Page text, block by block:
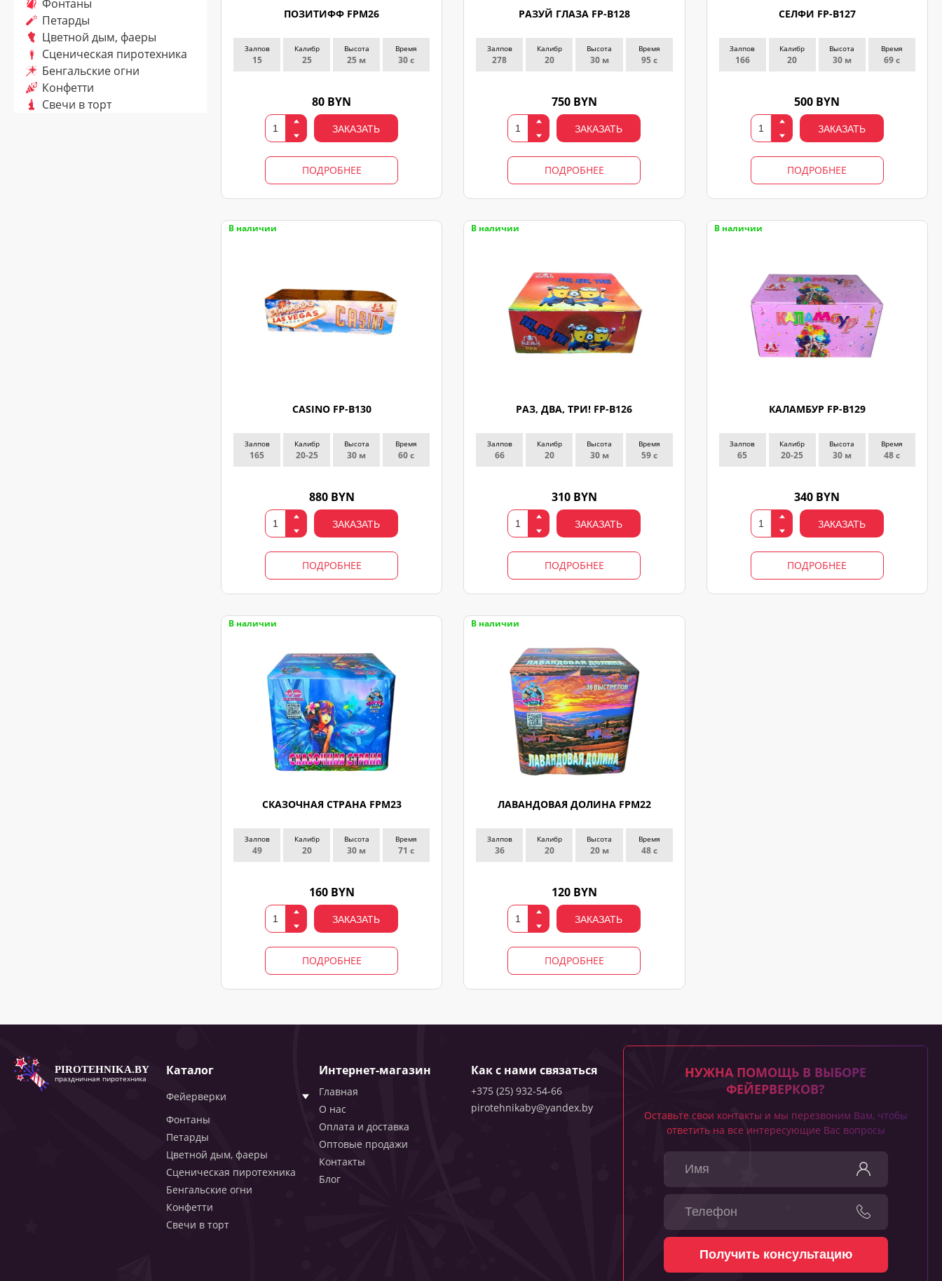
Фонтаны
Петарды
Цветной дым, фаеры
Сценическая пиротехника
Бенгальские огни
Конфетти
Свечи в торт
ПОЗИТИФФ FPM26
Залпов
15
Калибр
25
Высота
25 м
Время
30 с
80 BYN
ЗАКАЗАТЬ
ПОДРОБНЕЕ
РАЗУЙ ГЛАЗА FP-B128
Залпов
278
Калибр
20
Высота
30 м
Время
95 с
750 BYN
ЗАКАЗАТЬ
ПОДРОБНЕЕ
СЕЛФИ FP-B127
Залпов
166
Калибр
20
Высота
30 м
Время
69 с
500 BYN
ЗАКАЗАТЬ
ПОДРОБНЕЕ
В наличии
CASINO FP-B130
Залпов
165
Калибр
20-25
Высота
30 м
Время
60 с
880 BYN
ЗАКАЗАТЬ
ПОДРОБНЕЕ
В наличии
РАЗ, ДВА, ТРИ! FP-B126
Залпов
66
Калибр
20
Высота
30 м
Время
59 с
310 BYN
ЗАКАЗАТЬ
ПОДРОБНЕЕ
В наличии
КАЛАМБУР FP-B129
Залпов
65
Калибр
20-25
Высота
30 м
Время
48 с
340 BYN
ЗАКАЗАТЬ
ПОДРОБНЕЕ
В наличии
СКАЗОЧНАЯ СТРАНА FPM23
Залпов
49
Калибр
20
Высота
30 м
Время
71 с
160 BYN
ЗАКАЗАТЬ
ПОДРОБНЕЕ
В наличии
ЛАВАНДОВАЯ ДОЛИНА FPM22
Залпов
36
Калибр
20
Высота
20 м
Время
48 с
120 BYN
ЗАКАЗАТЬ
ПОДРОБНЕЕ
PIROTEHNIKA.BY
праздничная пиротехника
Каталог
Фейерверки
Фонтаны
Петарды
Цветной дым, фаеры
Сценическая пиротехника
Бенгальские огни
Конфетти
Свечи в торт
Интернет-магазин
Главная
О нас
Оплата и доставка
Оптовые продажи
Контакты
Блог
Как с нами связаться
+375 (25) 932-54-66
pirotehnikaby@yandex.by
НУЖНА ПОМОЩЬ В ВЫБОРЕ
ФЕЙЕРВЕРКОВ?
Оставьте свои контакты и мы перезвоним Вам, чтобы
ответить на все интересующие Вас вопросы
ЗАКАЗ
ЗВОНКА